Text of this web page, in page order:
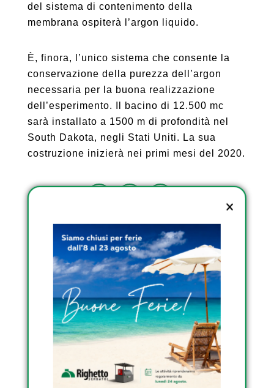
del sistema di contenimento della
membrana ospiterà l’argon liquido.
È, finora, l’unico sistema che consente la
conservazione della purezza dell’argon
necessaria per la buona realizzazione
dell’esperimento. Il bacino di 12.500 mc
sarà installato a 1500 m di profondità nel
South Dakota, negli Stati Uniti. La sua
costruzione inizierà nei primi mesi del 2020.
Condividi